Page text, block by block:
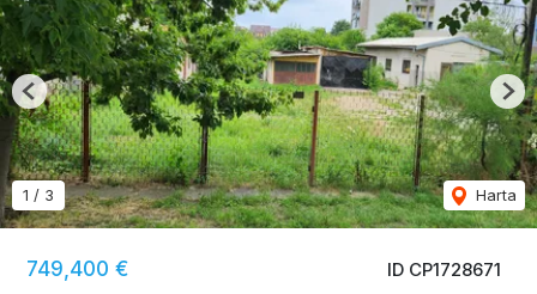
ID CP1728671
749,400 €
1 / 3 Harta
Previous